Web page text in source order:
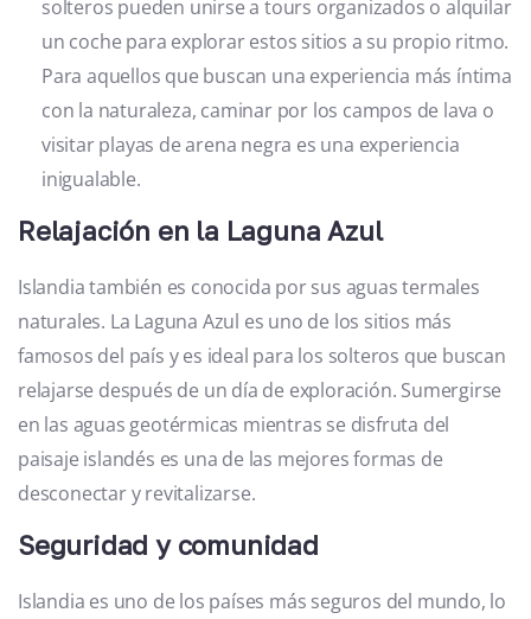
solteros pueden unirse a tours organizados o alquilar
un coche para explorar estos sitios a su propio ritmo.
Para aquellos que buscan una experiencia más íntima
con la naturaleza, caminar por los campos de lava o
visitar playas de arena negra es una experiencia
inigualable.
Relajación en la Laguna Azul
Islandia también es conocida por sus aguas termales
naturales. La Laguna Azul es uno de los sitios más
famosos del país y es ideal para los solteros que buscan
relajarse después de un día de exploración. Sumergirse
en las aguas geotérmicas mientras se disfruta del
paisaje islandés es una de las mejores formas de
desconectar y revitalizarse.
Seguridad y comunidad
Islandia es uno de los países más seguros del mundo, lo